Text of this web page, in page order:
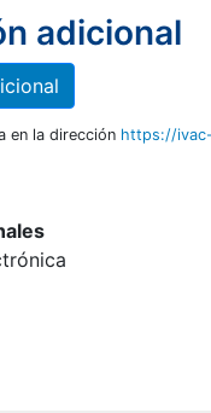
adicional
en la dirección https://